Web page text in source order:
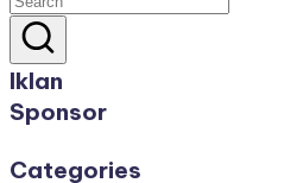
Iklan
Sponsor
Categories